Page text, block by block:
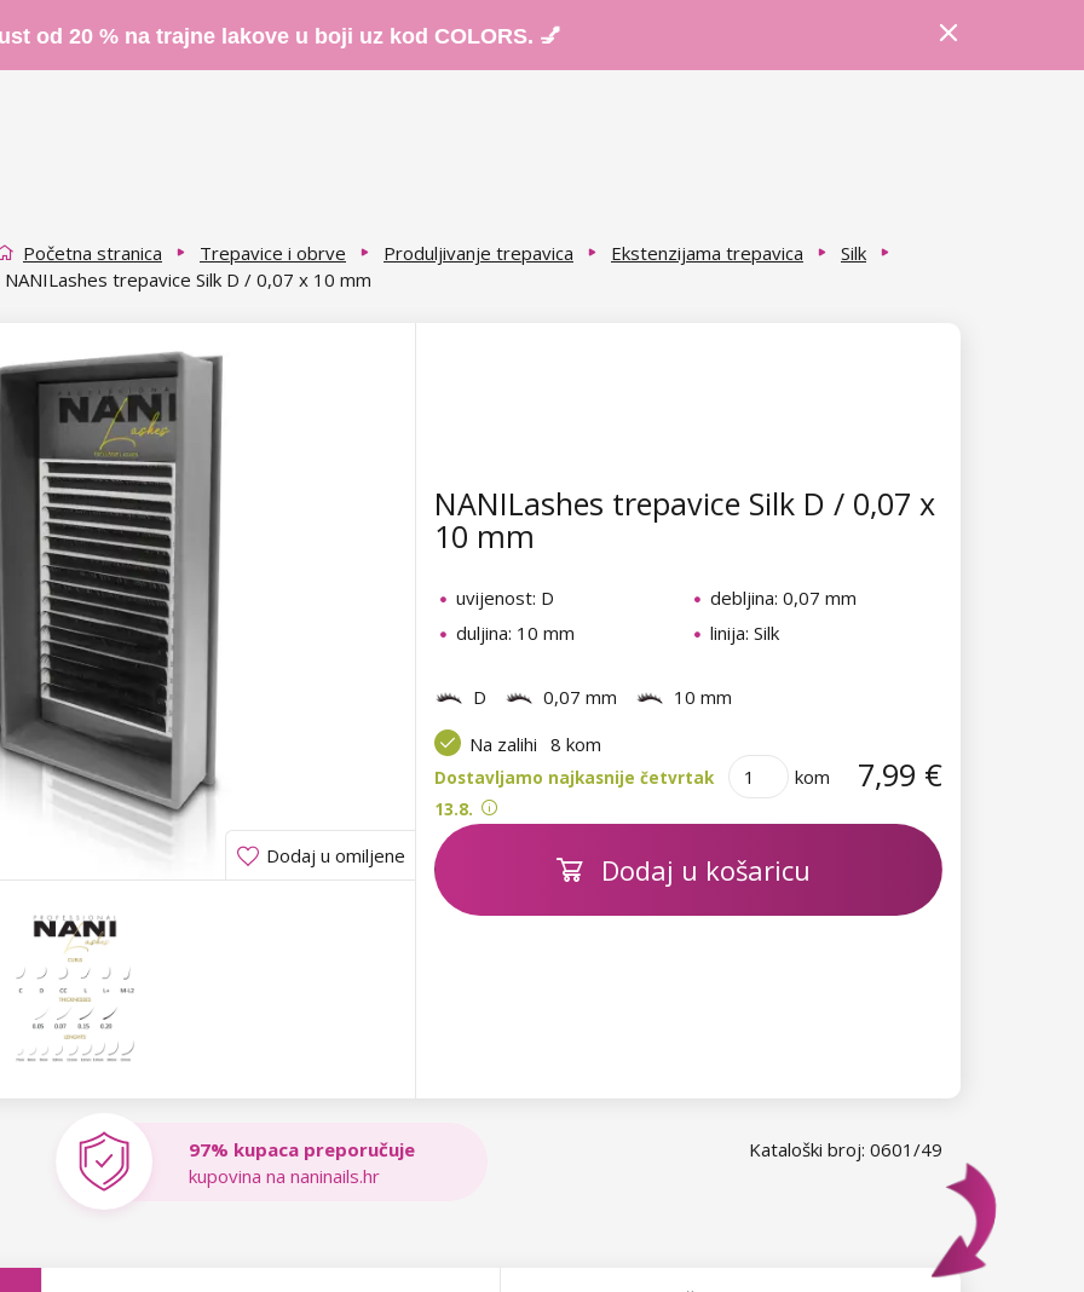
od 20 % na trajne lakove u boji uz kod COLORS. 💅
Početna stranica Trepavice i obrve Produljivanje trepavica Ekstenzijama trepavica
Silk
NANILashes trepavice Silk D / 0,07 x 10 mm
Dodaj u omiljene
NANILashes trepavice Silk D / 0,07 x
10 mm
uvijenost: D
debljina: 0,07 mm
duljina: 10 mm
linija: Silk
D 0,07 mm
10 mm
Na zalihi 8 kom
Dostavljamo najkasnije četvrtak
13.8.
kom 7,99 €
Dodaj u košaricu
Kataloški broj: 0601/49
97% kupaca preporučuje
kupovina na naninails.hr